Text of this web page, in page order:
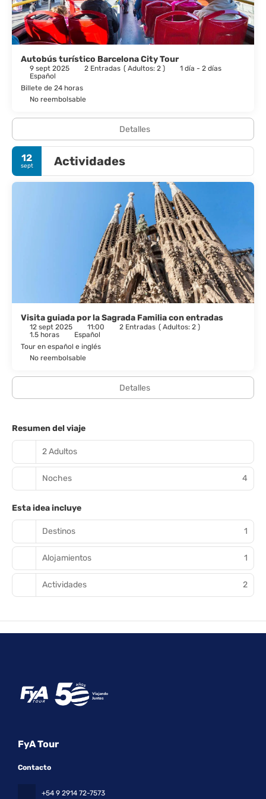
Hotel Best Aranea sirve deliciosas comidas en Aranea. Apaga la
sed con tu bebida favorita en el bar o lounge. Se ofrece un
desayuno continental todos los días de 07:00 a 10:00 con un
coste adicional.
Tendrás un centro de negocios, periódicos gratuitos en el
vestíbulo y tintorería a tu disposición.
Autobús turístico Barcelona City Tour
9 sept 2025 2 Entradas ( Adultos: 2 )
1 día - 2 días
Español
Billete de 24 horas
No reembolsable
Detalles
12
sept Actividades
Visita guiada por la Sagrada Familia con entradas
12 sept 2025 11:00 2 Entradas ( Adultos: 2 )
1.5 horas
Español
Tour en español e inglés
No reembolsable
Detalles
Resumen del viaje
2 Adultos
Noches 4
Esta idea incluye
Destinos 1
Alojamientos 1
Actividades 2
FyA Tour
Contacto
+54 9 2914 72-7573